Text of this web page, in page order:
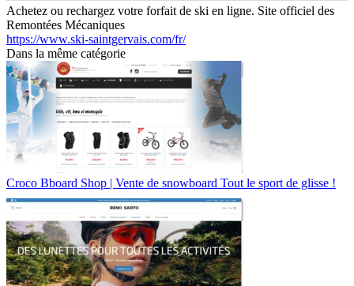
Achetez ou rechargez votre forfait de ski en ligne. Site officiel des
Remontées Mécaniques
https://www.ski-saintgervais.com/fr/
Dans la même catégorie
Croco Bboard Shop | Vente de snowboard Tout le sport de glisse !